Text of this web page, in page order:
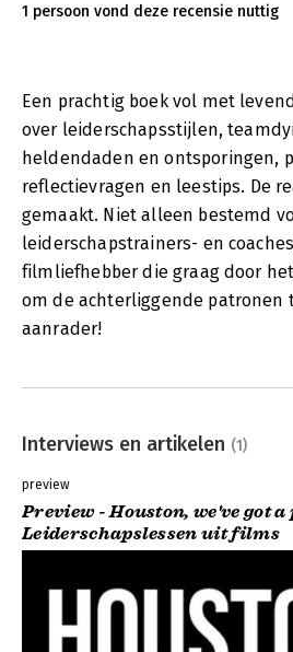
1 persoon vond deze recensie nuttig
Een prachtig boek vol met
over leiderschapsstijlen,
heldendaden en ontsporingen,
reflectievragen en leestips. De
gemaakt. Niet alleen bestemd
leiderschapstrainers- en
filmliefhebber die graag door
om de achterliggende patronen
aanrader!
Interviews en artikelen (1)
preview
Preview - Houston, we've got
Leiderschapslessen uit films